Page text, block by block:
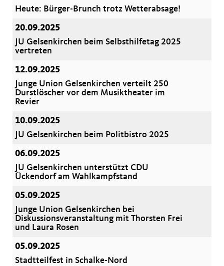
Heute: Bürger-Brunch trotz Wetterabsage!
20.09.2025
JU Gelsenkirchen beim Selbsthilfetag 2025
vertreten
12.09.2025
Junge Union Gelsenkirchen verteilt 250
Durstlöscher vor dem Musiktheater im
Revier
10.09.2025
JU Gelsenkirchen beim Politbistro 2025
06.09.2025
JU Gelsenkirchen unterstützt CDU
Ückendorf am Wahlkampfstand
05.09.2025
Junge Union Gelsenkirchen bei
Diskussionsveranstaltung mit Thorsten Frei
und Laura Rosen
05.09.2025
Stadtteilfest in Schalke-Nord